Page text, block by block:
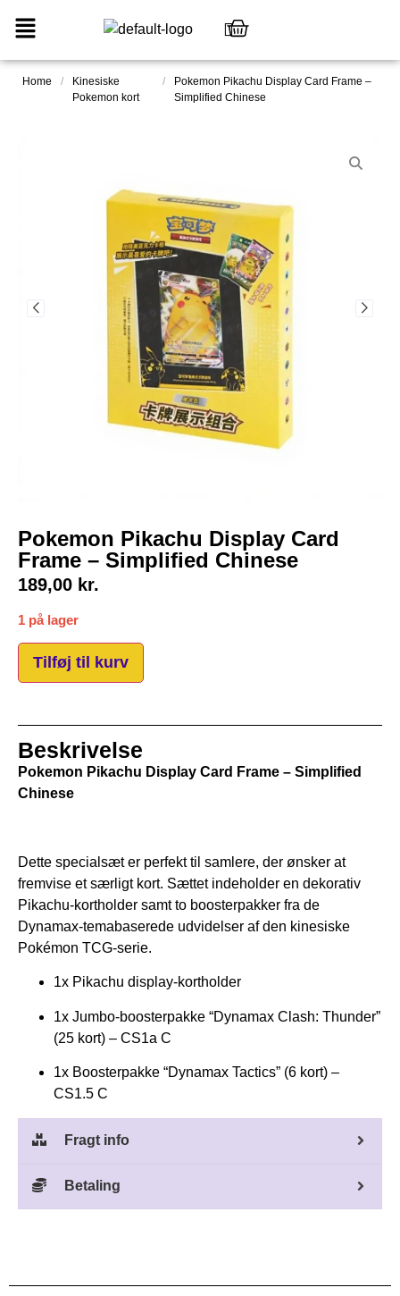
Home /
Kinesiske
Pokemon kort
/
Pokemon Pikachu Display Card Frame –
Simplified Chinese
Pokemon Pikachu Display Card
Frame – Simplified Chinese
189,00 kr.
1 på lager
Tilføj til kurv
Beskrivelse
Pokemon Pikachu Display Card Frame – Simplified
Chinese
Dette special­sæt er perfekt til samlere, der ønsker at
fremvise et særligt kort. Sættet indeholder en dekorativ
Pikachu-kortholder samt to boosterpakker fra de
Dynamax-tema­baserede udvidelser af den kinesiske
Pokémon TCG-serie.
1x Pikachu display-kortholder
1x Jumbo-boosterpakke “Dynamax Clash: Thunder”
(25 kort) – CS1a C
1x Boosterpakke “Dynamax Tactics” (6 kort) –
CS1.5 C
Fragt info
Betaling